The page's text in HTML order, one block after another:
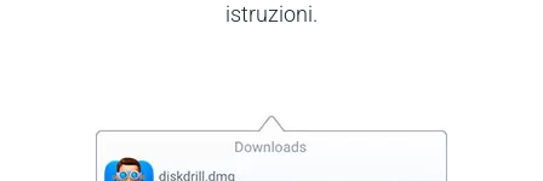
istruzioni.